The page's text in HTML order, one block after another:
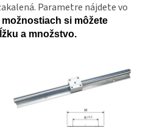
Parametre nájdete vo
si môžete
a množstvo.